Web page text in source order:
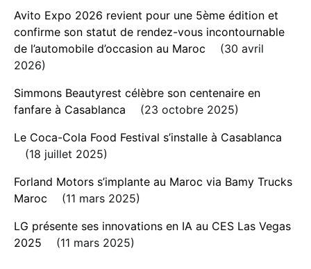
Avito Expo 2026 revient pour une 5ème édition et
confirme son statut de rendez-vous incontournable
de l’automobile d’occasion au Maroc
30 avril
2026
Simmons Beautyrest célèbre son centenaire en
fanfare à Casablanca
23 octobre 2025
Le Coca-Cola Food Festival s’installe à Casablanca
18 juillet 2025
Forland Motors s’implante au Maroc via Bamy Trucks
Maroc
11 mars 2025
LG présente ses innovations en IA au CES Las Vegas
2025
11 mars 2025